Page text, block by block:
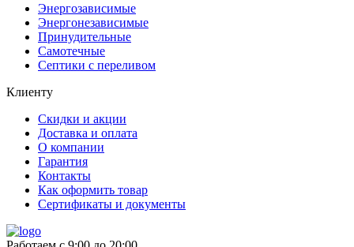
Энергозависимые
Энергонезависимые
Принудительные
Самотечные
Септики с переливом
Клиенту
Скидки и акции
Доставка и оплата
О компании
Гарантия
Контакты
Как оформить товар
Сертификаты и документы